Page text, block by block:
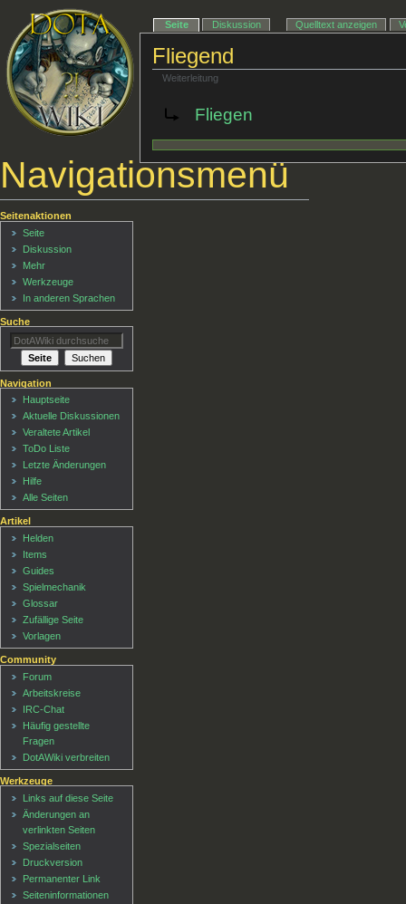
Fliegend
Weiterleitung
Fliegen
Navigationsmenü
Seite Diskussion Quelltext anzeigen
Seitenaktionen
Seite
Diskussion
Mehr
Werkzeuge
In anderen Sprachen
Suche
Navigation
Hauptseite
Aktuelle Diskussionen
Veraltete Artikel
ToDo Liste
Letzte Änderungen
Hilfe
Alle Seiten
Artikel
Helden
Items
Guides
Spielmechanik
Glossar
Zufällige Seite
Vorlagen
Community
Forum
Arbeitskreise
IRC-Chat
Häufig gestellte
Fragen
DotAWiki verbreiten
Werkzeuge
Links auf diese Seite
Änderungen an
verlinkten Seiten
Spezialseiten
Druckversion
Permanenter Link
Seiten­informationen